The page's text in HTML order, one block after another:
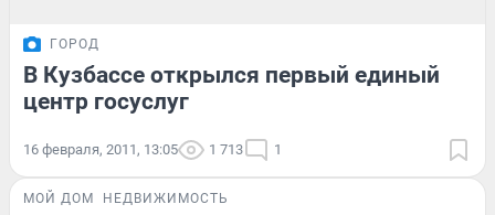
ГОРОД
В Кузбассе открылся первый единый
центр госуслуг
16 февраля, 2011, 13:05 1 713 1
МОЙ ДОМ НЕДВИЖИМОСТЬ